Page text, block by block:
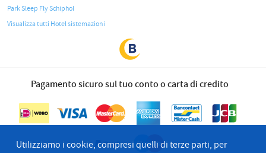
Park Sleep Fly Schiphol
Visualizza tutti Hotel sistemazioni
Pagamento sicuro sul tuo conto o carta di credito
Utilizziamo i cookie, compresi quelli di terze parti, per